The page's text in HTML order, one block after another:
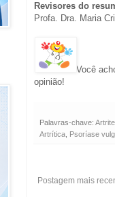
Revisores do
Profa. Dra. Maria
Você
opinião!
Palavras-chave:
Artrítica Psoríase
Postagem mais